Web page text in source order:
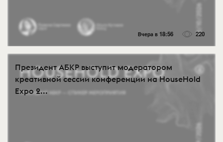
Вчера в 18:56 220
Президент АБКР выступит модератором
креативной сессии конференции на HouseHold
Expo 2...